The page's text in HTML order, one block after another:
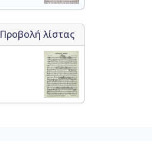
Προβολή λίστας